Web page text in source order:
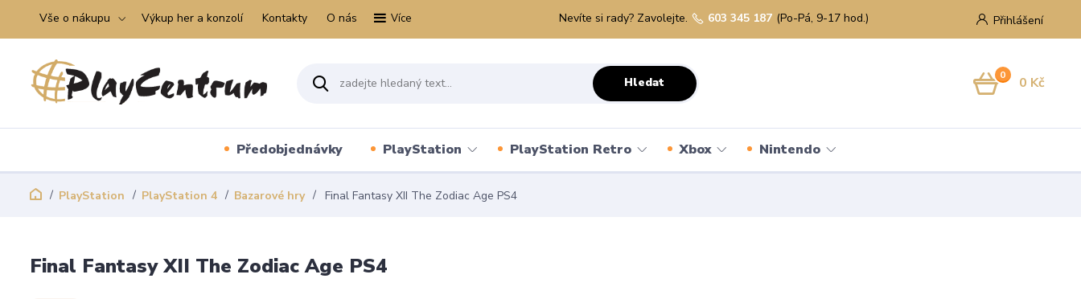
Vše o nákupu Výkup her a konzolí Kontakty O nás Více Přihlášení
Hledat
Nevíte si rady? Zavolejte. 603 345 187 (Po-Pá, 9-17 hod.)
0 0 Kč
Předobjednávky PlayStation PlayStation Retro Xbox Nintendo
PlayStation PlayStation 4 Bazarové hry Final Fantasy XII The Zodiac Age PS4
Final Fantasy XII The Zodiac Age PS4